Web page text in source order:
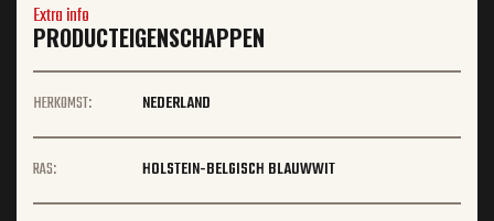
Extra info
PRODUCTEIGENSCHAPPEN
HERKOMST: NEDERLAND
RAS: HOLSTEIN-BELGISCH BLAUWWIT